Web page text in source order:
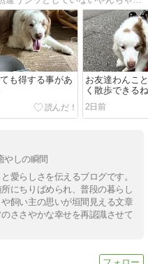
も得する事があ
お友達わんこ
く散歩できる
2日前
やしの瞬間
愛らしさを伝えるブログです。
にちりばめられ、普段の暮らし
飼い主の思いが垣間見える文章
ささやかな幸せを再認識させて